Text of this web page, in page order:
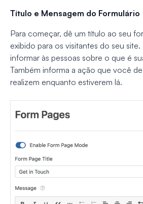
Título e Mensagem do Formulário
Para começar, dê um título ao seu
exibido para os visitantes do seu
informar às pessoas sobre o que é
Também informa a ação que você
realizem enquanto estiverem lá.